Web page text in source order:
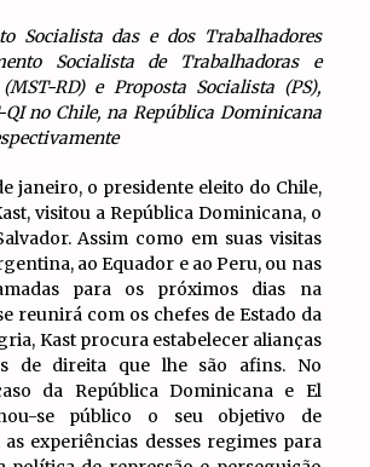
Socialista das e dos Trabalhadores
Socialista de Trabalhadoras e
RD) e Proposta Socialista (PS),
QI no Chile, na República Dominicana
janeiro, o presidente eleito do Chile,
visitou a República Dominicana, o
Assim como em suas visitas
ao Equador e ao Peru, ou nas
para os próximos dias na
reunirá com os chefes de Estado da
Kast procura estabelecer alianças
de direita que lhe são afins. No
da República Dominicana e El
se público o seu objetivo de
experiências desses regimes para